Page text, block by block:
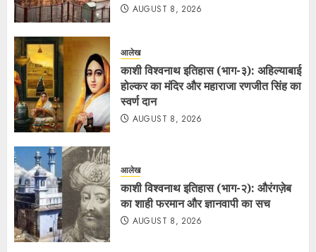
AUGUST 8, 2026
आलेख
काशी विश्वनाथ इतिहास (भाग-३): अहिल्याबाई
होल्कर का मंदिर और महाराजा रणजीत सिंह का
स्वर्ण दान
AUGUST 8, 2026
आलेख
काशी विश्वनाथ इतिहास (भाग-२): औरंगज़ेब
का शाही फरमान और ज्ञानवापी का सच
AUGUST 8, 2026